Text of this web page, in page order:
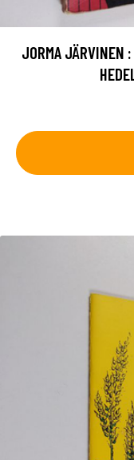
JORMA JÄRVINEN